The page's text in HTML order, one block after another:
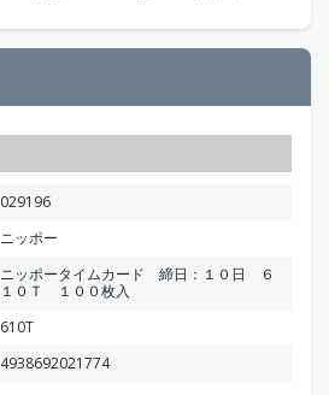
029196
ニッポー
ニッポータイムカード 締日：１０日 ６
１０Ｔ １００枚入
610T
4938692021774